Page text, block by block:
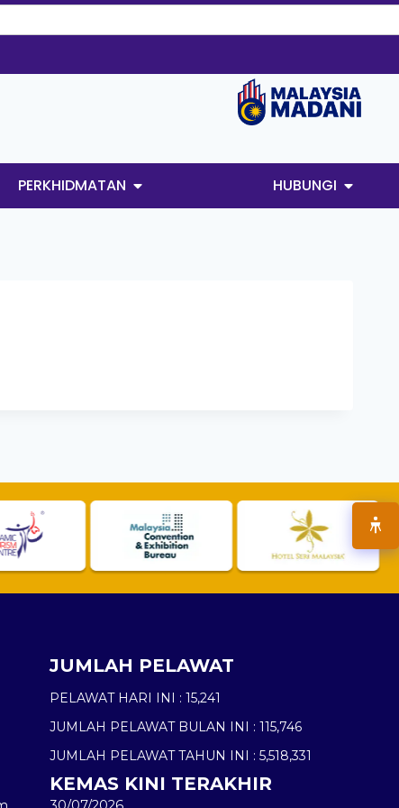
PERKHIDMATAN HUBUNGI
JUMLAH PELAWAT
PELAWAT HARI INI : 15,241
JUMLAH PELAWAT BULAN INI : 115,746
JUMLAH PELAWAT TAHUN INI : 5,518,331
KEMAS KINI TERAKHIR